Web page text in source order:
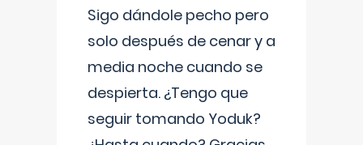
Sigo dándole pecho pero
solo después de cenar y a
media noche cuando se
despierta. ¿Tengo que
seguir tomando Yoduk?